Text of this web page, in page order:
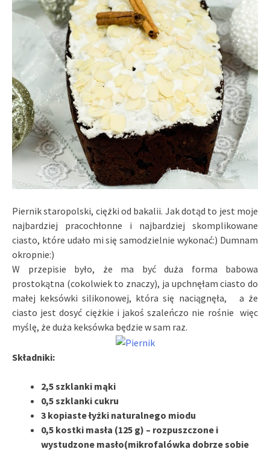
Piernik staropolski, ciężki od bakalii. Jak dotąd to jest moje
najbardziej pracochłonne i najbardziej skomplikowane
ciasto, które udało mi się samodzielnie wykonać:) Dumnam
okropnie:)
W przepisie było, że ma być duża forma babowa
prostokątna (cokolwiek to znaczy), ja upchnęłam ciasto do
małej keksówki silikonowej, która się naciągnęła, a że
ciasto jest dosyć ciężkie i jakoś szaleńczo nie rośnie więc
myślę, że duża keksówka będzie w sam raz.
Składniki:
2,5 szklanki mąki
0,5 szklanki cukru
3 kopiaste łyżki naturalnego miodu
0,5 kostki masła (125 g) – rozpuszczone i
wystudzone masło(mikrofalówka dobrze sobie